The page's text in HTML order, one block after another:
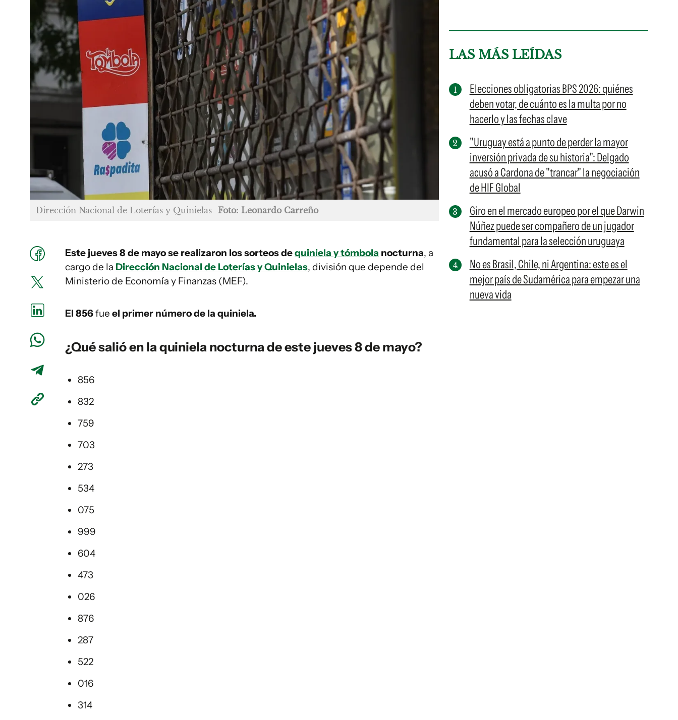
Dirección Nacional de Loterías y Quinielas Foto: Leonardo Carreño
Este jueves 8 de mayo se realizaron los sorteos dequiniela y tómbola nocturna, a
cargo de la Dirección Nacional de Loterías y Quinielas, división que depende del
Ministerio de Economía y Finanzas (MEF).
El 856fue el primer número de la quiniela.
¿Qué salió en la quiniela nocturna de este jueves 8 de mayo?
856
832
759
703
273
534
075
999
604
473
026
876
287
522
016
314
LAS MÁS LEÍDAS
Elecciones obligatorias BPS 2026: quiénes
deben votar, de cuánto es la multa por no
hacerlo y las fechas clave
"Uruguay está a punto de perder la mayor
inversión privada de su historia": Delgado
acusó a Cardona de "trancar" la negociación
de HIF Global
Giro en el mercado europeo por el que Darwin
Núñez puede ser compañero de un jugador
fundamental para la selección uruguaya
No es Brasil, Chile, ni Argentina: este es el
mejor país de Sudamérica para empezar una
nueva vida